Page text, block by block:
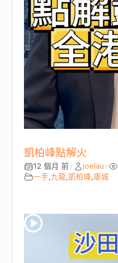
凱柏峰點解火
12 個月 前 / joelau /
一手,九龍,凱柏峰,康城